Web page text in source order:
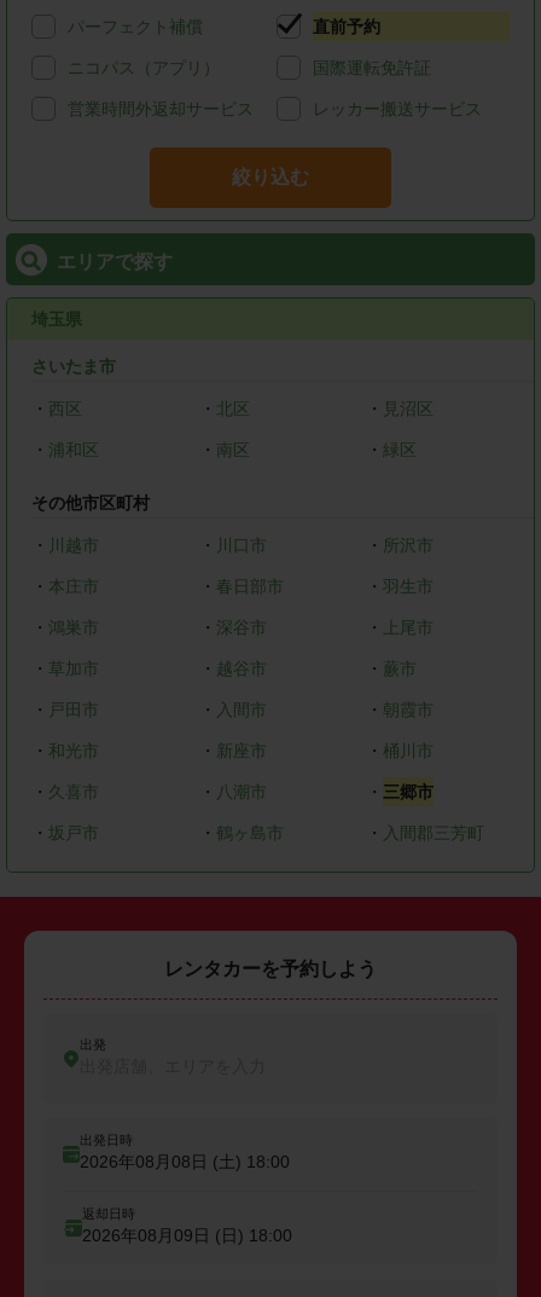
パーフェクト補償 直前予約
ニコパス（アプリ） 国際運転免許証
営業時間外返却サービス レッカー搬送サービス
絞り込む
エリアで探す
埼玉県
さいたま市
・ 西区 ・ 北区 ・ 見沼区
・ 浦和区 ・ 南区 ・緑区
その他市区町村
・ 川越市 ・ 川口市 ・ 所沢市
・ 本庄市 ・ 春日部市 ・羽生市
・ 鴻巣市 ・ 深谷市 ・ 上尾市
・ 草加市 ・ 越谷市 ・ 蕨市
・ 戸田市 ・ 入間市 ・ 朝霞市
・ 和光市 ・ 新座市 ・ 桶川市
・ 久喜市 ・ 八潮市 ・三郷市
・ 坂戸市 ・ 鶴ヶ島市 ・ 入間郡三芳町
レンタカーを予約しよう
出発
出発日時
2026年08月08日 (土) 18:00
返却日時
2026年08月09日 (日) 18:00